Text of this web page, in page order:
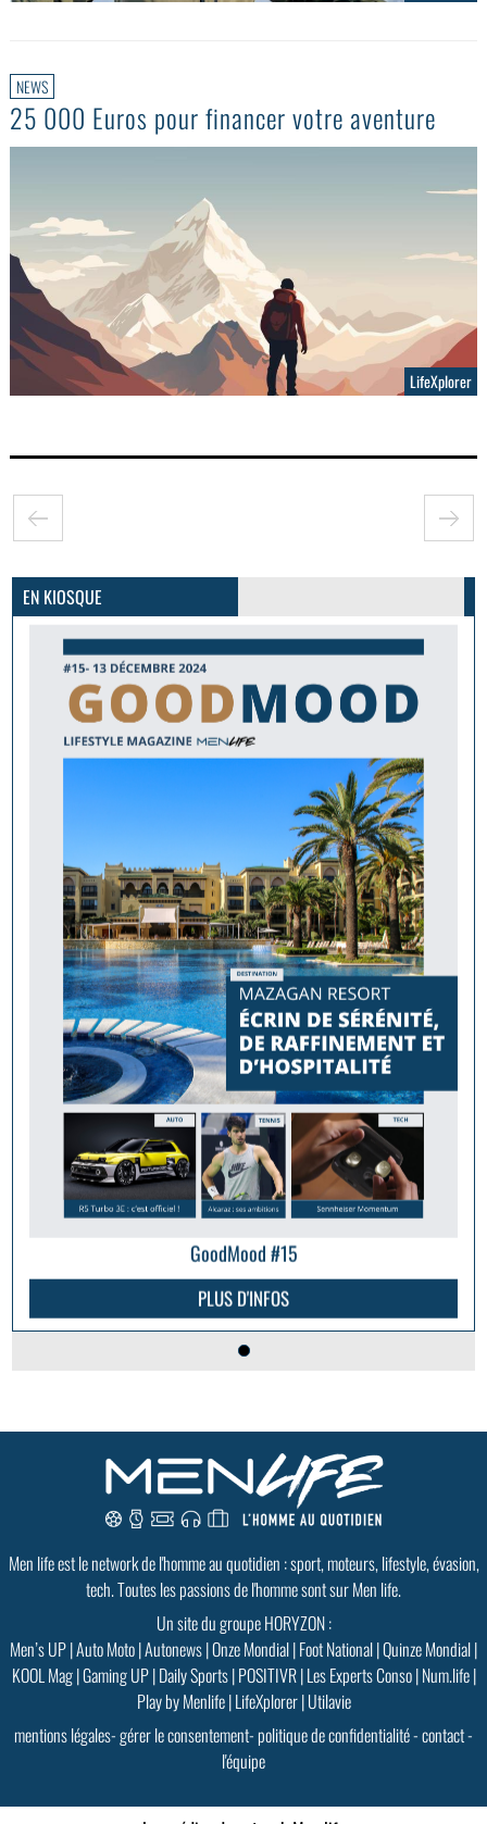
NEWS
25 000 Euros pour financer votre aventure
LifeXplorer
EN KIOSQUE PLUS D'INFOS
GoodMood #15
PLUS D'INFOS
Men life est le network de l'homme au quotidien : sport, moteurs, lifestyle, évasion,
tech. Toutes les passions de l'homme sont sur Men life.
Un site du groupe HORYZON :
Men’s UP|Auto Moto|Autonews|Onze Mondial|Foot National|Quinze Mondial|
KOOL Mag|Gaming UP|Daily Sports|POSITIVR|Les Experts Conso|Num.life|
Play by Menlife|LifeXplorer|Utilavie
mentions légales-gérer le consentement-politique de confidentialité-contact-
l'équipe